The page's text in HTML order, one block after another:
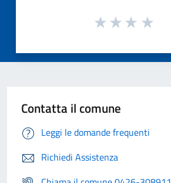
Contatta il comune
Leggi le domande frequenti
Richiedi Assistenza